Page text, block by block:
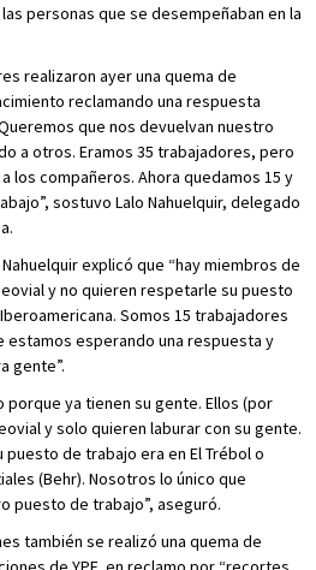
personas que se desempeñaban en la
realizaron ayer una quema de
reclamando una respuesta
que nos devuelvan nuestro
a otros. Eramos 35 trabajadores, pero
los compañeros. Ahora quedamos 15 y
sostuvo Lalo Nahuelquir, delegado
explicó que “hay miembros de
y no quieren respetarle su puesto
Somos 15 trabajadores
estamos esperando una respuesta y
gente”.
porque ya tienen su gente. Ellos (por
y solo quieren laburar con su gente.
de trabajo era en El Trébol o
(Behr). Nosotros lo único que
puesto de trabajo”, aseguró.
también se realizó una quema de